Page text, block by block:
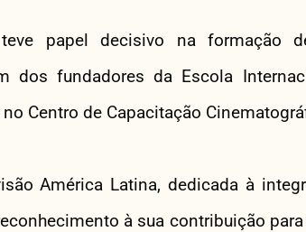
papel decisivo na formação
dos fundadores da Escola
Centro de Capacitação
América Latina, dedicada à
à sua contribuição